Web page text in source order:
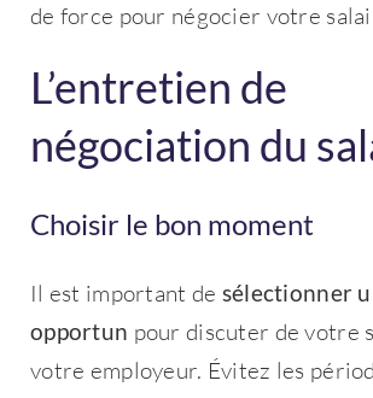
de force pour négocier votre
L’entretien de
négociation du
Choisir le bon moment
Il est important de sélectionner
opportun pour discuter de votre
votre employeur. Évitez les